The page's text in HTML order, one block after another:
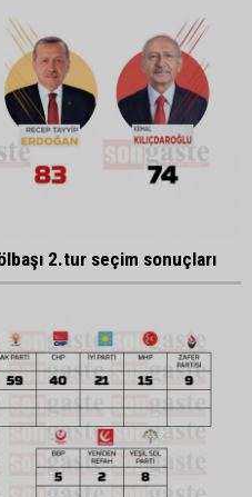
2.tur seçim sonuçları